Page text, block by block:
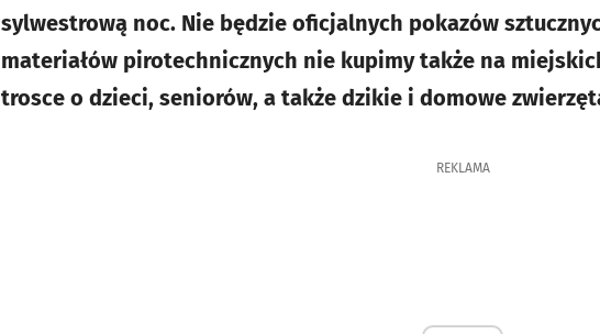
sylwestrową noc. Nie będzie oficjalnych pokazów
materiałów pirotechnicznych nie kupimy także na
trosce o dzieci, seniorów, a także dzikie i domowe
REKLAMA